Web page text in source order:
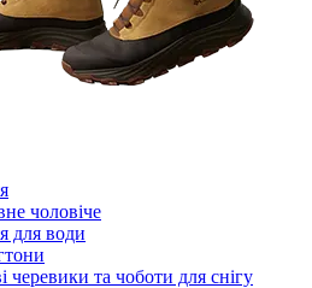
чоловіче
для води
черевики та чоботи для снігу